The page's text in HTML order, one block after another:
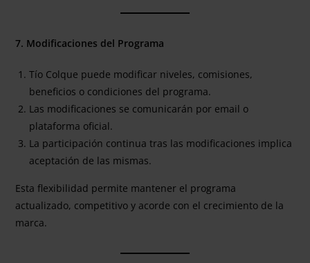
7. Modificaciones del Programa
Tío Colque puede modificar niveles, comisiones,
beneficios o condiciones del programa.
Las modificaciones se comunicarán por email o
plataforma oficial.
La participación continua tras las modificaciones implica
aceptación de las mismas.
Esta flexibilidad permite mantener el programa
actualizado, competitivo y acorde con el crecimiento de la
marca.